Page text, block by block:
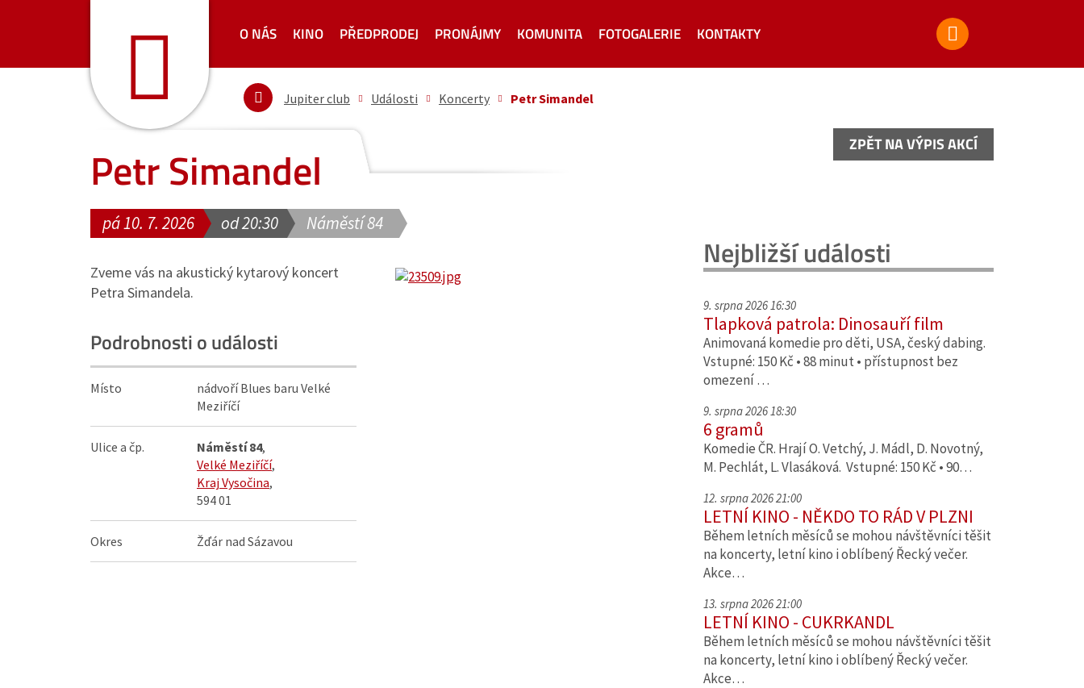
O NÁS KINO PŘEDPRODEJ PRONÁJMY KOMUNITA FOTOGALERIE KONTAKTY
Jupiter club Události Koncerty Petr Simandel
Petr Simandel ZPĚT NA VÝPIS AKCÍ
pá 10. 7. 2026 od 20:30 Náměstí 84
Zveme vás na akustický kytarový koncert
Petra Simandela.
Podrobnosti o události
Místo
nádvoří Blues baru Velké
Meziříčí
Ulice a čp. Náměstí 84,
Velké Meziříčí,
Kraj Vysočina,
594 01
Okres Žďár nad Sázavou
ZPĚT NA VÝPIS AKCÍ
Nejbližší události
9. srpna 2026 16:30
Tlapková patrola: Dinosauří film
Animovaná komedie pro děti, USA, český dabing.
Vstupné: 150 Kč • 88 minut • přístupnost bez
omezení …
9. srpna 2026 18:30
6 gramů
Komedie ČR. Hrají O. Vetchý, J. Mádl, D. Novotný,
M. Pechlát, L. Vlasáková. Vstupné: 150 Kč • 90…
12. srpna 2026 21:00
LETNÍ KINO - NĚKDO TO RÁD V PLZNI
Během letních měsíců se mohou návštěvníci těšit
na koncerty, letní kino i oblíbený Řecký večer.
Akce…
13. srpna 2026 21:00
LETNÍ KINO - CUKRKANDL
Během letních měsíců se mohou návštěvníci těšit
na koncerty, letní kino i oblíbený Řecký večer.
Akce…